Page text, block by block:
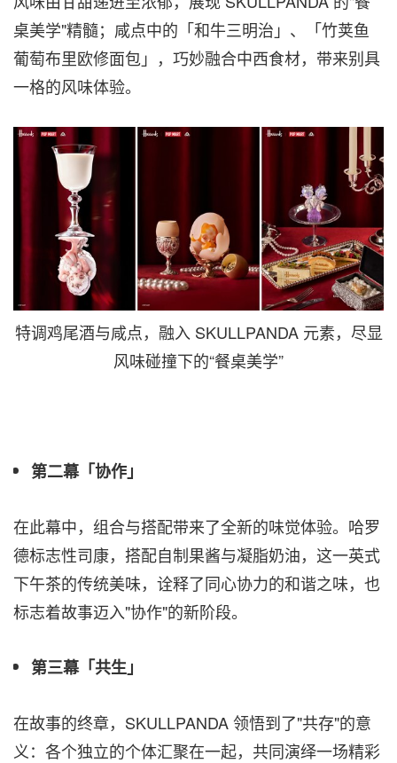
桌美学"精髓；咸点中的「和牛三明治」、「竹荚鱼
葡萄布里欧修面包」，巧妙融合中西食材，带来别具
一格的风味体验。
特调鸡尾酒与咸点，融入 SKULLPANDA 元素，尽显
风味碰撞下的“餐桌美学”
第二幕「协作」
在此幕中，组合与搭配带来了全新的味觉体验。哈罗
德标志性司康，搭配自制果酱与凝脂奶油，这一英式
下午茶的传统美味，诠释了同心协力的和谐之味，也
标志着故事迈入"协作"的新阶段。
第三幕「共生」
在故事的终章，SKULLPANDA 领悟到了"共存"的意
义：各个独立的个体汇聚在一起，共同演绎一场精彩